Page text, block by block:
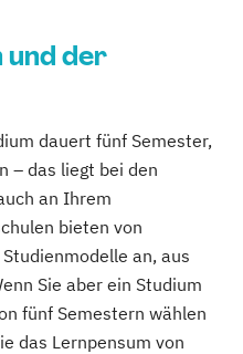
und der
dauert fünf Semester,
– das liegt bei den
an Ihrem
bieten von
an, aus
Sie aber ein Studium
fünf Semestern wählen
das Lernpensum von